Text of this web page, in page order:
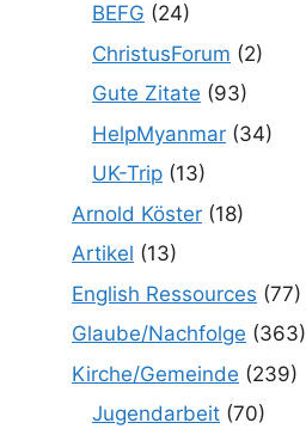
BEFG (24)
ChristusForum (2)
Gute Zitate (93)
HelpMyanmar (34)
UK-Trip (13)
Arnold Köster (18)
Artikel (13)
English Ressources (77)
Glaube/Nachfolge (363)
Kirche/Gemeinde (239)
Jugendarbeit (70)